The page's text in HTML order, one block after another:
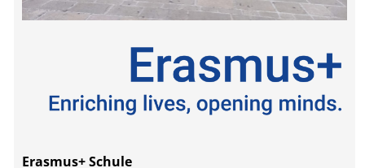
Erasmus+ Schule